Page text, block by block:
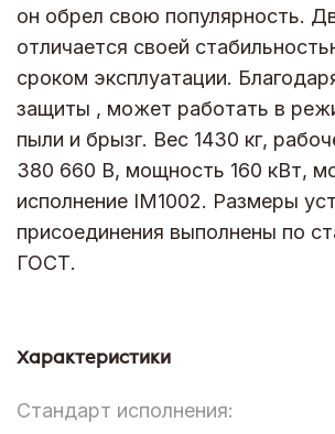
он обрел свою популярность.
отличается своей
сроком эксплуатации.
защиты , может работать в
пыли и брызг. Вес 1430 кг,
380 660 В, мощность 160 кВт,
исполнение IM1002. Размеры
присоединения выполнены по
ГОСТ.
Характеристики
Стандарт исполнения: